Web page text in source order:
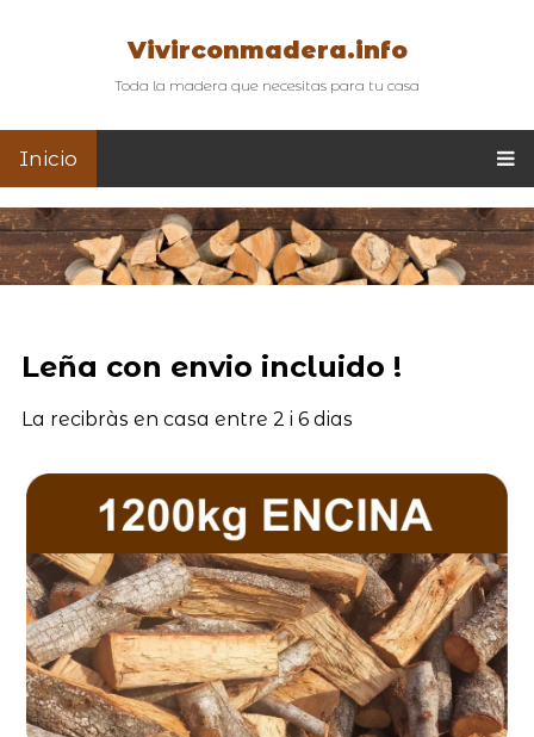
Vivirconmadera.info
Toda la madera que necesitas para tu casa
Inicio
Leña con envio incluido !
La recibràs en casa entre 2 i 6 dias